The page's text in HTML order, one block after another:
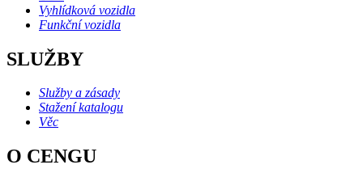
Vyhlídková vozidla
Funkční vozidla
SLUŽBY
Služby a zásady
Stažení katalogu
Věc
O CENGU